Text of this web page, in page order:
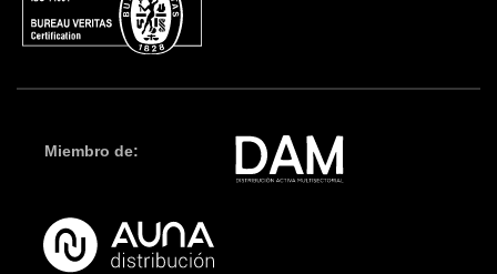
Miembro de: